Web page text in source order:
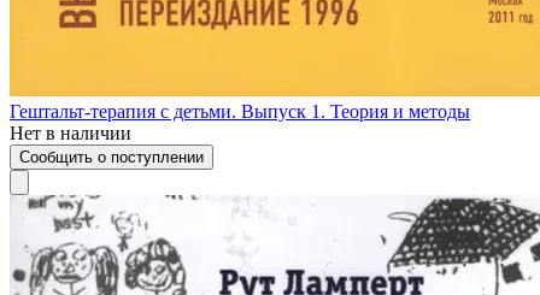
Гештальт-терапия с детьми. Выпуск 1. Теория и методы
Нет в наличии
Сообщить о поступлении